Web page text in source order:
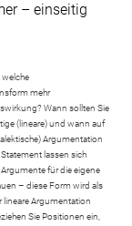
– einseitig
welche
mehr
Wann sollten Sie
(lineare) und wann auf
Argumentation
lassen sich
für die eigene
– diese Form wird als
lineare Argumentation
Sie Positionen ein,